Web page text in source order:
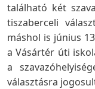
található két
tiszaberceli
máshol is június
a Vásártér úti
a
választásra